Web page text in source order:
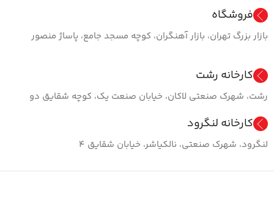
فروشگاه
بازار بزرگ تهران، بازار آهنگران، کوچه مسجد جامع، پاساژ منصور
کارخانه رشت
رشت، شهرک صنعتی لاکان، خیابان صنعت یک، کوچه شقایق دو
کارخانه لنگرود
لنگرود، شهرک صنعتی، نالکیاشر، خیابان شقایق ۴